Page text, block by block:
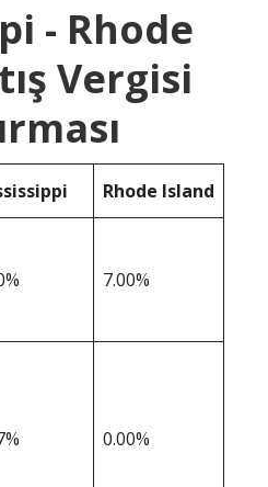
- Rhode
Vergisi
Rhode Island
7.00%
0.00%